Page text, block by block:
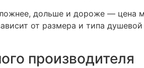
дольше и дороже —
от размера и типа
производителя